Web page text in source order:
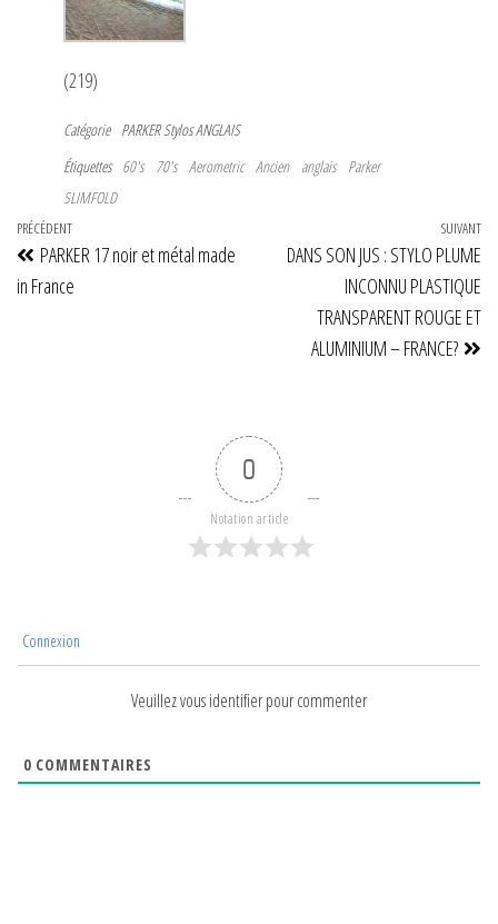
(219)
Catégorie PARKERStylos ANGLAIS
Étiquettes 60's 70's Aerometric Ancien anglais
Parker
SLIMFOLD
Navigation
de
l’article
Article
précédent
PRÉCÉDENT
PARKER 17 noir et métal made
in France
SUIVANT
DANS SON JUS : STYLO PLUME
INCONNU PLASTIQUE
TRANSPARENT ROUGE ET
ALUMINIUM – FRANCE?
0
Notation article
Connexion
Veuillez vous identifier pour commenter
0 COMMENTAIRES